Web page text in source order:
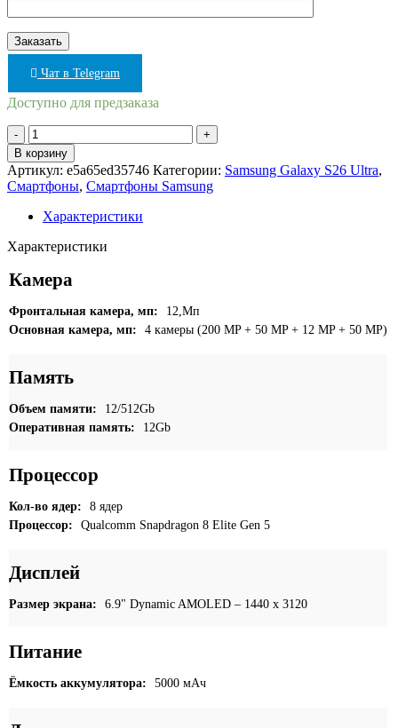
Чат в Telegram
Доступно для предзаказа
Количество
товара
Samsung
Galaxy
S26
Ultra
12/512GB
Розовый
Gold)
В корзину
Артикул: e5a65ed35746 Категории: Samsung Galaxy S26 Ultra,
Смартфоны, Смартфоны Samsung
Характеристики
Характеристики
Камера
Фронтальная камера, мп:
12,Мп
Основная камера, мп:
4 камеры (200 MP + 50 MP + 12 MP + 50 MP)
Память
Объем памяти:
12/512Gb
Оперативная память:
12Gb
Процессор
Кол-во ядер:
8 ядер
Процессор:
Qualcomm Snapdragon 8 Elite Gen 5
Дисплей
Размер экрана: 6.9" Dynamic AMOLED – 1440 x 3120
Питание
Ёмкость аккумулятора: 5000 мАч